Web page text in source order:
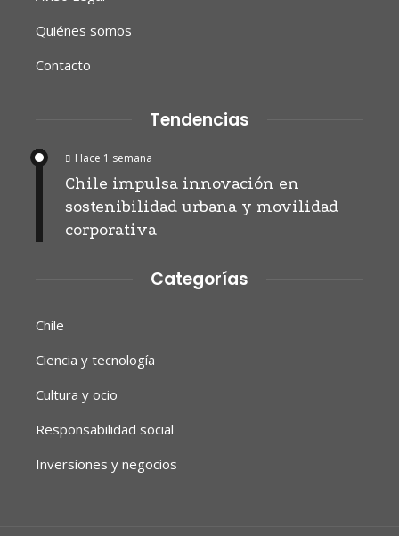
Quiénes somos
Contacto
Tendencias
Hace 1 semana
Chile impulsa innovación en
sostenibilidad urbana y movilidad
corporativa
Categorías
Chile
Ciencia y tecnología
Cultura y ocio
Responsabilidad social
Inversiones y negocios